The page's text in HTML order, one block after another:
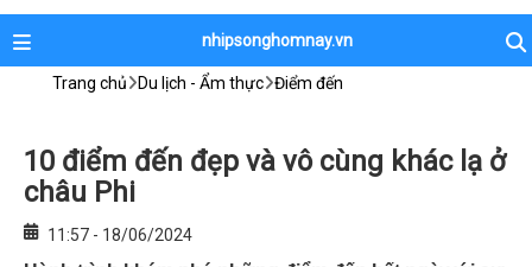
nhipsonghomnay.vn
Trang chủ Du lịch - Ẩm thực Điểm đến
10 điểm đến đẹp và vô cùng khác lạ ở
châu Phi
11:57 - 18/06/2024